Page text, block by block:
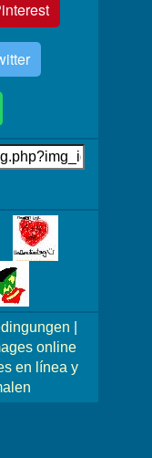
online
en línea y